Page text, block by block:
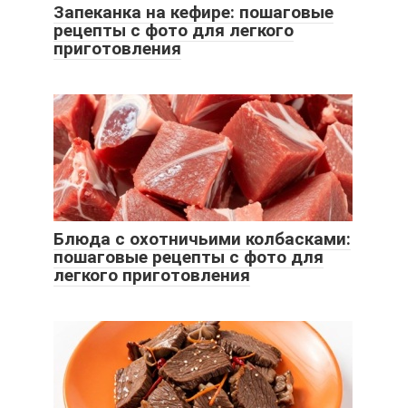
Запеканка на кефире: пошаговые
рецепты с фото для легкого
приготовления
Блюда с охотничьими колбасками:
пошаговые рецепты с фото для
легкого приготовления